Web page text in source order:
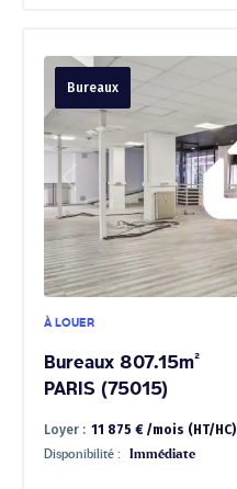
Bureaux
À LOUER
Bureaux 807.15m²
PARIS (75015)
Loyer : 11 875 € /mois (HT/HC)
Disponibilité : Immédiate